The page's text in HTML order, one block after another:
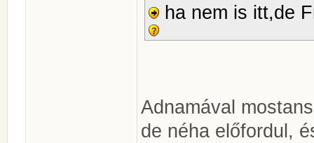
ha nem is itt,de
Adnamával
de néha előfordul,